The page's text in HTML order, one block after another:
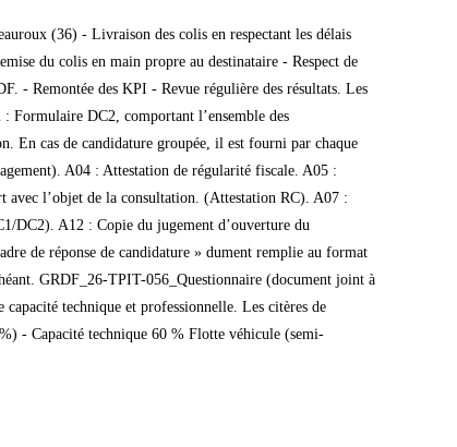
(36) - Livraison des colis en respectant les délais
du colis en main propre au destinataire - Respect de
- Remontée des KPI - Revue régulière des résultats. Les
Formulaire DC2, comportant l’ensemble des
En cas de candidature groupée, il est fourni par chaque
A04 : Attestation de régularité fiscale. A05 :
avec l’objet de la consultation. (Attestation RC). A07 :
DC2). A12 : Copie du jugement d’ouverture du
de réponse de candidature » dument remplie au format
GRDF_26-TPIT-056_Questionnaire (document joint à
technique et professionnelle. Les citères de
- Capacité technique 60 % Flotte véhicule (semi-